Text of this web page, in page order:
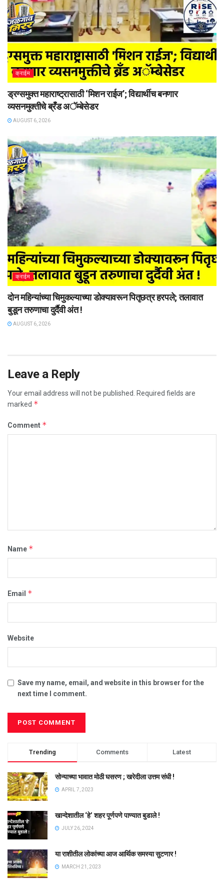
क्राईम
ड्रग्समुक्त महाराष्ट्रासाठी ‘मिशन राईज’; विद्यार्थीच बनणार
व्यसनमुक्तीचे ब्रँड अॅम्बेसेडर
AUGUST 6, 2026
क्राईम
दोन महिन्यांच्या चिमुकल्याच्या डोक्यावरून पितृछत्र हरपले; तलावात
बुडून तरुणाचा दुर्दैवी अंत !
AUGUST 6, 2026
Leave a Reply
Your email address will not be published.
Required fields are
marked *
Comment *
Name *
Email *
Website
Save my name, email, and website in this browser for the
next time I comment.
Trending Comments Latest
सोन्याच्या भावात मोठी घसरण ; खरेदीला उत्तम संधी !
APRIL 7, 2023
खान्देशातील ‘हे’ शहर पूर्णपणे पाण्यात बुडाले !
JULY 26, 2024
या राशीतील लोकांच्या आज आर्थिक समस्या सुटणार !
MARCH 21, 2023